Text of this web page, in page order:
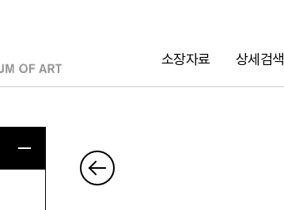
소장자료 상세검색